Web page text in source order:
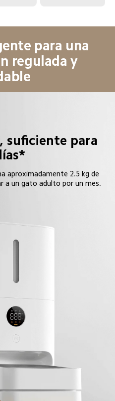
para una
regulada y
suficiente para
aproximadamente 2.5 kg de
a un gato adulto por un mes.